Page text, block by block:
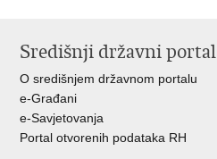
FacebookuTwitteru
Središnji državni portal
O središnjem državnom portalu
e-Građani
e-Savjetovanja
Portal otvorenih podataka RH